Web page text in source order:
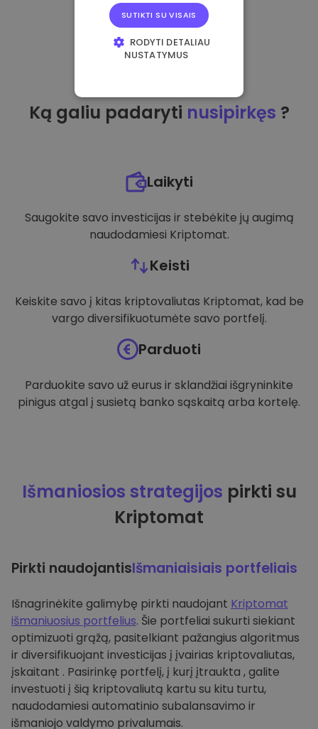
Ką galiu padaryti nusipirkęs ?
Laikyti
Saugokite savo investicijas ir stebėkite jų augimą
naudodamiesi Kriptomat.
Keisti
Keiskite savo į kitas kriptovaliutas Kriptomat, kad be
vargo diversifikuotumėte savo portfelį.
Parduoti
Parduokite savo už eurus ir sklandžiai išgryninkite
pinigus atgal į susietą banko sąskaitą arba kortelę.
Išmaniosios strategijos pirkti su
Kriptomat
Pirkti naudojantisIšmaniaisiais portfeliais
Išnagrinėkite galimybę pirkti naudojant Kriptomat
išmaniuosius portfelius. Šie portfeliai sukurti siekiant
optimizuoti grąžą, pasitelkiant pažangius algoritmus
ir diversifikuojant investicijas į įvairias kriptovaliutas,
įskaitant . Pasirinkę portfelį, į kurį įtraukta , galite
investuoti į šią kriptovaliutą kartu su kitu turtu,
naudodamiesi automatinio subalansavimo ir
išmaniojo valdymo privalumais.
SUTIKTI SU VISAIS
RODYTI DETALIAU
NUSTATYMUS
VEIKIMĄ GERINANTYS